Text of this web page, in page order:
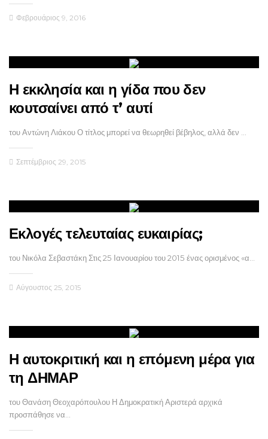
Φεβρουάριος 9, 2016
Η εκκλησία και η γίδα που δεν
κουτσαίνει από τ’ αυτί
του Αντώνη Λιάκου Ο τίτλος μπορεί να θεωρηθεί βέβηλος, αλλά δεν …
Σεπτέμβριος 29, 2015
Εκλογές τελευταίας ευκαιρίας;
του Νικόλα Σεβαστάκη Στις 25 Ιανουαρίου του 2015 ένας ορισμένος «α…
Αύγουστος 25, 2015
Η αυτοκριτική και η επόμενη μέρα για
τη ΔΗΜΑΡ
του Θανάση Θεοχαρόπουλου Η Δημοκρατική Αριστερά αρχικά
προσπάθησε να…